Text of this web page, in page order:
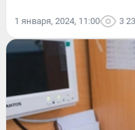
1 января, 2024, 11:00 3